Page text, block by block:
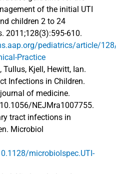
of the initial UTI
children 2 to 24
2011;128(3):595-610.
pediatrics/article/
Practice
Tullus, Kjell, Hewitt, Ian.
Infections in Children.
of medicine.
NEJMra1007755.
tract infections in
Microbiol
microbiolspec.UTI-